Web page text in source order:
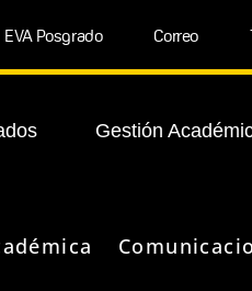
EVA Posgrado Correo
Gestión